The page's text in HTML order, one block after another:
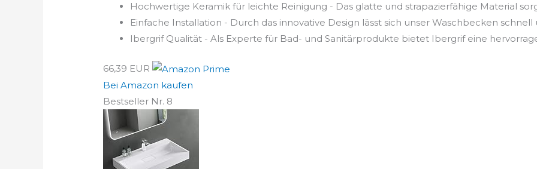
Hochwertige Keramik für leichte Reinigung - Das glatte und strapazierfähige Material
Einfache Installation - Durch das innovative Design lässt sich unser Waschbecken schnell
Ibergrif Qualität - Als Experte für Bad- und Sanitärprodukte bietet Ibergrif eine
66,39 EUR
Bei Amazon kaufen
Bestseller Nr. 8